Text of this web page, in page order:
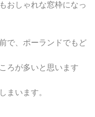
おしゃれな窓枠になっ
で、ポーランドでもど
ろが多いと思います
まいます。